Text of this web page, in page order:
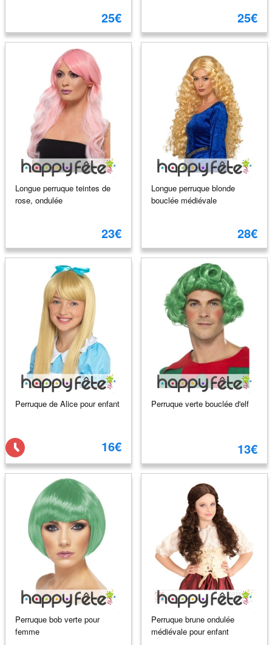
25€ 25€
Longue perruque teintes de
rose, ondulée
23€
Longue perruque blonde
bouclée médiévale
28€
Perruque de Alice pour enfant
16€
Perruque verte bouclée d'elf
13€
Perruque bob verte pour
femme
Perruque brune ondulée
médiévale pour enfant